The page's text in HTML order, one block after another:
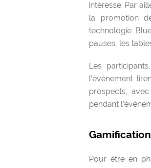
intéresse. Par
la promotion
technologie
pauses, les
Les
l’événement
prospects,
pendant
Pour être en